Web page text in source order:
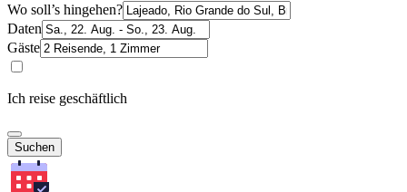
Wo soll’s hingehen?
Daten
Gäste
Ich reise geschäftlich
Suchen